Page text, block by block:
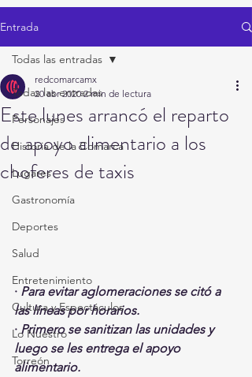
Entrada
Todas las entradas
Personajes
Historia de la Comarca
Lugares
Gastronomía
Deportes
Salud
Entretenimiento
Cultura y Espectáculos
Lo Nuestro
Torreón
Todas las entradas
Este lunes arrancó el reparto
de apoyo alimentario a los
choferes de taxis
redcomarcamx
20 abr 2020 2 min de lectura
· Para evitar aglomeraciones se citó a
las líneas por horarios.
· Primero se sanitizan las unidades y
luego se les entrega el apoyo
alimentario.